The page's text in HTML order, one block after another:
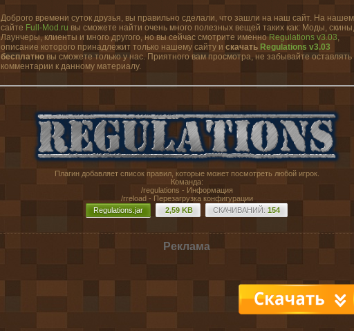
Доброго времени суток друзья, вы правильно сделали, что зашли на наш сайт. На нашем
сайте Full-Mod.ru вы сможете найти очень много полезных вещей таких как: Моды, скины,
Лаунчеры, клиенты и много другого, но вы сейчас смотрите именноRegulations v3.03,
описание которого принадлежит только нашему сайту и скачать Regulations v3.03
бесплатно вы сможете только у нас. Приятного вам просмотра, не забывайте оставлять
комментарии к данному материалу.
Плагин добавляет список правил, которые может посмотреть любой игрок.
Команда:
/regulations - Информация
/rreload - Перезагрузка конфигурации
Regulations.jar
2,59 KB CКАЧИВАНИЙ: 154
Реклама